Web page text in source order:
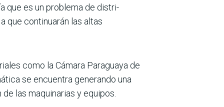
que es un problema de distri­
que continuarán las altas
como la Cámara Paraguaya de
se encuentra gene­rando una
las maquinarias y equipos.